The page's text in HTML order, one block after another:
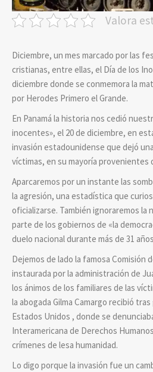
Valora
Diciembre, un mes marcado por las
cristianas, entre ellas, el Día de los
diciembre donde se conmemora la
por Herodes Primero el Grande.
En Panamá la historia nos cedió
inocentes», el 20 de diciembre, en
invasión estadounidense que dejó
víctimas, en su mayoría provenientes
Aparcaremos por un instante las
la agresión, una estadística que
oficializarse. También ignoraremos la
parte de los gobiernos de «la
duelo nacional durante más de 31
Dejemos de lado la famosa Comisión
instaurada por la administración de
los ánimos de los familiares de las
la abogada Gilma Camargo recibió tras
Estados Unidos , donde se
Interamericana de Derechos
crímenes de lesa humanidad.
Lo digo porque la invasión fue un